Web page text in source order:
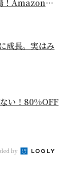
！Amazonの
成長。実はみ
い！80%OFF
by